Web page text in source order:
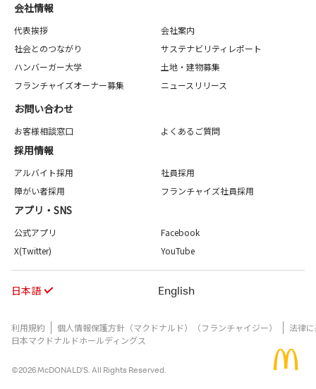
会社情報
代表挨拶
会社案内
社会とのつながり
サステナビリティレポート
ハンバーガー大学
土地・建物募集
フランチャイズオーナー募集
ニュースリリース
お問い合わせ
お客様相談窓口 よくあるご質問
採用情報
アルバイト採用
社員採用
障がい者採用
フランチャイズ社員採用
アプリ・SNS
公式アプリ
Facebook
X(Twitter)
YouTube
日本語 English
利用規約 個人情報保護方針（マクドナルド）（フランチャイジー）
法律
日本マクドナルドホールディングス
©2026 McDONALD’S. All Rights Reserved.